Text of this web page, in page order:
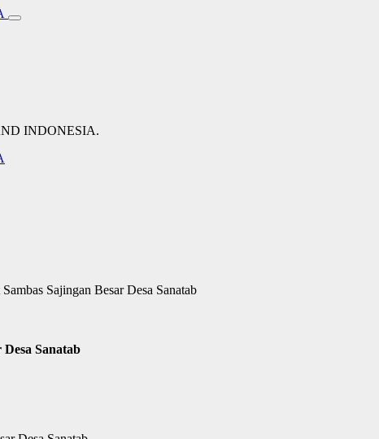
INDONESIA.
Sajingan Besar Desa Sanatab
Sanatab